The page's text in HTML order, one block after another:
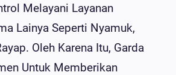
Melayani Layanan
Lainya Seperti Nyamuk,
Oleh Karena Itu, Garda
Untuk Memberikan